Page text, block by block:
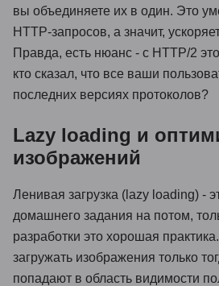
вы объединяете их в один. Это
HTTP-запросов, а значит,
Правда, есть нюанс - с HTTP/2
кто сказал, что все ваши
последних версиях протоколов?
Lazy loading и
изображений
Ленивая загрузка (lazy loading) -
домашнего задания на потом,
разработки это хорошая
загружать изображения только
попадают в область видимости